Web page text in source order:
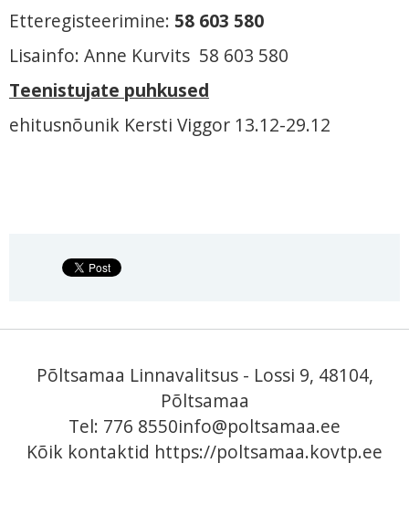
Etteregisteerimine: 58 603 580
Lisainfo: Anne Kurvits 58 603 580
Teenistujate puhkused
ehitusnõunik Kersti Viggor 13.12-29.12
Põltsamaa Linnavalitsus - Lossi 9, 48104,
Põltsamaa
Tel: 776 8550info@poltsamaa.ee
Kõik kontaktid https://poltsamaa.kovtp.ee